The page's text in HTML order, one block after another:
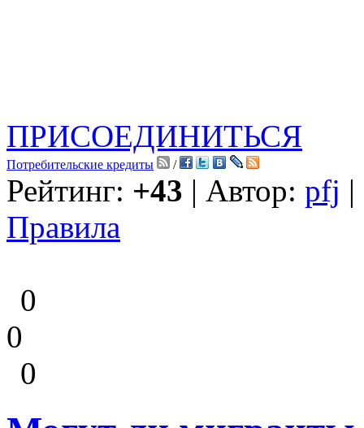
ПРИСОЕДИНИТЬСЯ
Потребительские кредиты /
Рейтинг: +43 | Автор: pfj
Правила
0
0
0